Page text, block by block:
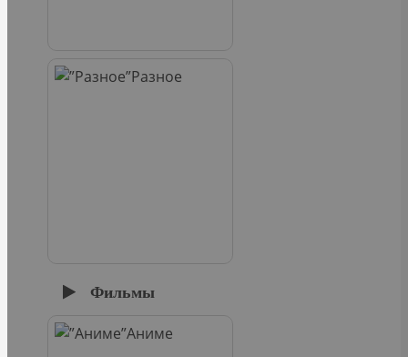
Разное
Фильмы
Аниме